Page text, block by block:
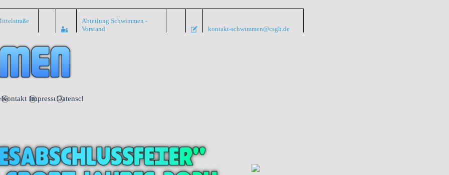
Abteilung Schwimmen -
Vorstand
kontakt-schwimmen@csgh.de
Kontakt ImpressumDatenschutz